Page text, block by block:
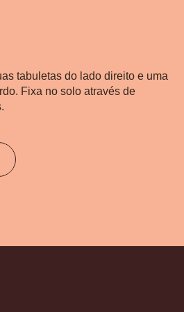
tabuletas do lado direito e uma
Fixa no solo através de